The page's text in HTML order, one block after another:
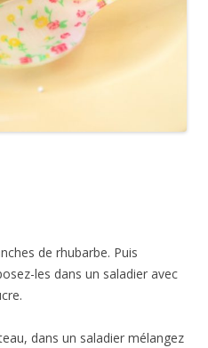
de rhubarbe. Puis
les dans un saladier avec
dans un saladier mélangez